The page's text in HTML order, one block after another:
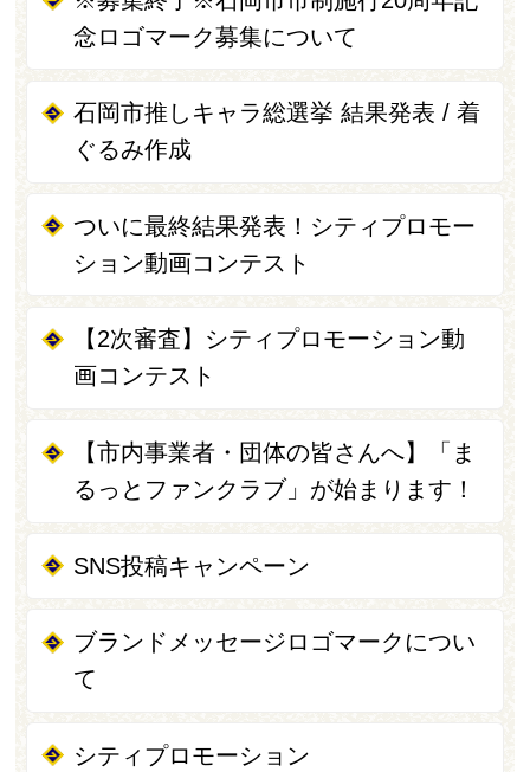
念ロゴマーク募集について
石岡市推しキャラ総選挙 結果発表 / 着
ぐるみ作成
ついに最終結果発表！シティプロモー
ション動画コンテスト
【2次審査】シティプロモーション動
画コンテスト
【市内事業者・団体の皆さんへ】「ま
るっとファンクラブ」が始まります！
SNS投稿キャンペーン
ブランドメッセージロゴマークについ
て
シティプロモーション